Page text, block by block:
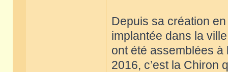
Depuis sa création
implantée dans la
ont été assemblées à
2016, c’est la Chiron